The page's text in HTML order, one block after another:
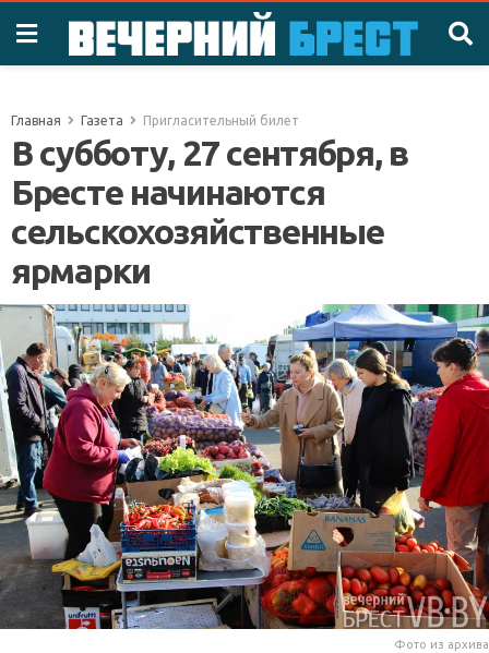
Главная Газета Пригласительный билет
В субботу, 27 сентября, в
Бресте начинаются
сельскохозяйственные
ярмарки
Фото из архива